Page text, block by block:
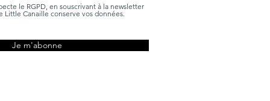
le RGPD, en souscrivant à la newsletter
Little Canaille conserve vos données.
Je m'abonne